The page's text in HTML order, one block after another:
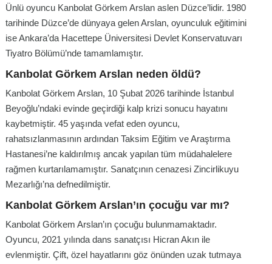
Ünlü oyuncu Kanbolat Görkem Arslan aslen Düzce’lidir. 1980
tarihinde Düzce’de dünyaya gelen Arslan, oyunculuk eğitimini
ise Ankara’da Hacettepe Üniversitesi Devlet Konservatuvarı
Tiyatro Bölümü’nde tamamlamıştır.
Kanbolat Görkem Arslan neden öldü?
Kanbolat Görkem Arslan, 10 Şubat 2026 tarihinde İstanbul
Beyoğlu’ndaki evinde geçirdiği kalp krizi sonucu hayatını
kaybetmiştir. 45 yaşında vefat eden oyuncu,
rahatsızlanmasının ardından Taksim Eğitim ve Araştırma
Hastanesi’ne kaldırılmış ancak yapılan tüm müdahalelere
rağmen kurtarılamamıştır. Sanatçının cenazesi Zincirlikuyu
Mezarlığı’na defnedilmiştir.
Kanbolat Görkem Arslan’ın çocuğu var mı?
Kanbolat Görkem Arslan’ın çocuğu bulunmamaktadır.
Oyuncu, 2021 yılında dans sanatçısı Hicran Akın ile
evlenmiştir. Çift, özel hayatlarını göz önünden uzak tutmaya